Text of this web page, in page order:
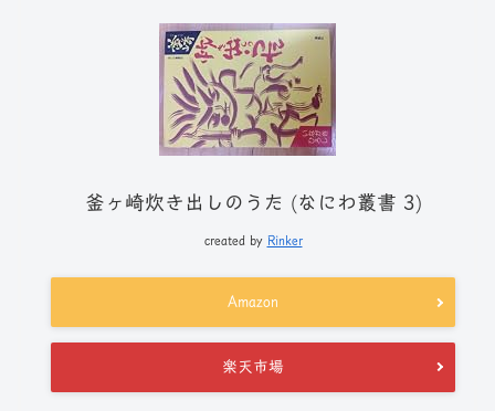
釜ヶ崎炊き出しのうた (なにわ叢書 3)
created by Rinker
Amazon
楽天市場